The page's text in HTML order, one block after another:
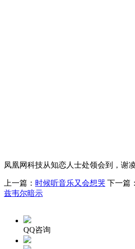
凤凰网科技从知恋人士处领会到，谢
上一篇： 时候听音乐又会想哭 下一篇：
兹韦尔暗示
QQ咨询